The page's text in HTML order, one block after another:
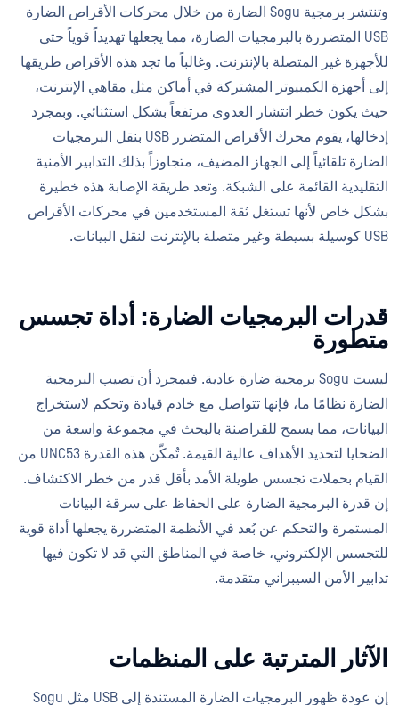
وتنتشر برمجية Sogu الضارة من خلال محركات الأقراص الضارة
USB المتضررة بالبرمجيات الضارة، مما يجعلها تهديداً قوياً حتى
للأجهزة غير المتصلة بالإنترنت. وغالباً ما تجد هذه الأقراص طريقها
إلى أجهزة الكمبيوتر المشتركة في أماكن مثل مقاهي الإنترنت،
حيث يكون خطر انتشار العدوى مرتفعاً بشكل استثنائي. وبمجرد
إدخالها، يقوم محرك الأقراص المتضرر USB بنقل البرمجيات
الضارة تلقائياً إلى الجهاز المضيف، متجاوزاً بذلك التدابير الأمنية
التقليدية القائمة على الشبكة. وتعد طريقة الإصابة هذه خطيرة
بشكل خاص لأنها تستغل ثقة المستخدمين في محركات الأقراص
USB كوسيلة بسيطة وغير متصلة بالإنترنت لنقل البيانات.
قدرات البرمجيات الضارة: أداة تجسس
متطورة
ليست Sogu برمجية ضارة عادية. فبمجرد أن تصيب البرمجية
الضارة نظامًا ما، فإنها تتواصل مع خادم قيادة وتحكم لاستخراج
البيانات، مما يسمح للقراصنة بالبحث في مجموعة واسعة من
الضحايا لتحديد الأهداف عالية القيمة. تُمكّن هذه القدرة UNC53 من
القيام بحملات تجسس طويلة الأمد بأقل قدر من خطر الاكتشاف.
إن قدرة البرمجية الضارة على الحفاظ على سرقة البيانات
المستمرة والتحكم عن بُعد في الأنظمة المتضررة يجعلها أداة قوية
للتجسس الإلكتروني، خاصة في المناطق التي قد لا تكون فيها
تدابير الأمن السيبراني متقدمة.
الآثار المترتبة على المنظمات
إن عودة ظهور البرمجيات الضارة المستندة إلى USB مثل Sogu